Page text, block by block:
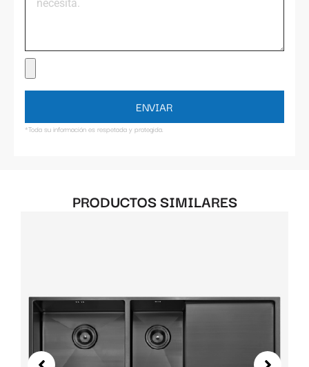
ENVIAR
*Toda su información es respetada y protegida.
PRODUCTOS SIMILARES